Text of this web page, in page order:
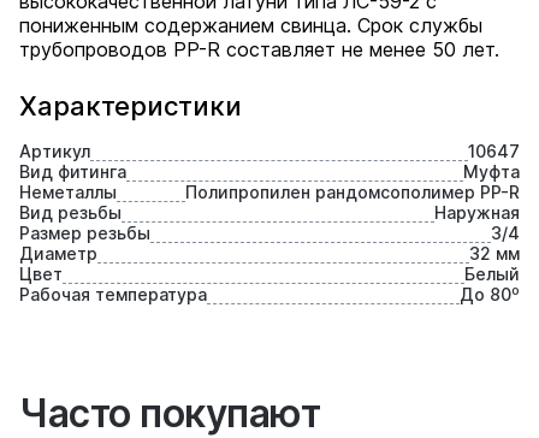
Характеристики
Артикул
10647
Вид фитинга
Муфта
Неметаллы
Полипропилен рандомсополимер PP-R
Вид резьбы
Наружная
Размер резьбы
3/4
Диаметр
32 мм
Цвет
Белый
Рабочая температура
До 80⁰
пониженным содержанием свинца. Срок службы
трубопроводов PP-R составляет не менее 50 лет.
Часто покупают